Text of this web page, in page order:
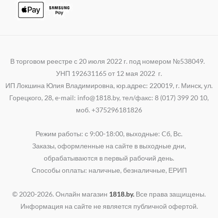
В торговом реестре с 20 июля 2022 г. под номером №538049.
УНП 192631165 от 12 мая 2022 г.
ИП Локшина Юлия Владимировна, юр.адрес: 220019, г. Минск, ул.
Горецкого, 28, e-mail: info@1818.by, тел/факс: 8 (017) 399 20 10,
моб. +375296181826
Режим работы: с 9:00-18:00, выходные: Cб, Вс.
Заказы, оформленные на сайте в выходные дни,
обрабатываются в первый рабочий день.
Способы оплаты: наличные, безналичные, ЕРИП
© 2020-2026. Онлайн магазин 1818.by. Все права защищены.
Информация на сайте не является публичной офертой.